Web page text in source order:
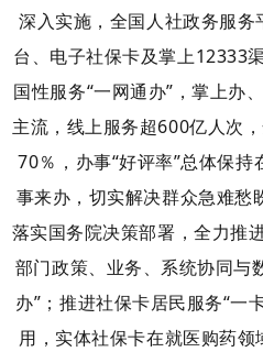
深入实施，全国人社政务服
台、电子社保卡及掌上12333
国性服务“一网通办”，掌上办
主流，线上服务超600亿人次
70％，办事“好评率”总体保持
事来办，切实解决群众急难愁
落实国务院决策部署，全力推
部门政策、业务、系统协同与
办”；推进社保卡居民服务“一
用，实体社保卡在就医购药领